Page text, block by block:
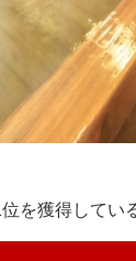
を獲得してい